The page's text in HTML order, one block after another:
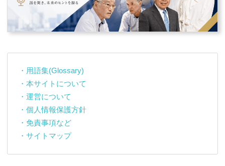
・用語集(Glossary)
・本サイトについて
・運営について
・個人情報保護方針
・免責事項など
・サイトマップ